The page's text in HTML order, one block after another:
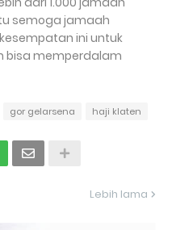
semoga jamaah
ini untuk
bisa memperdalam
gor gelarsena haji klaten
Lebih lama